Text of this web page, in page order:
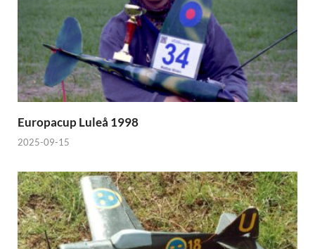
Europacup Luleå 1998
2025-09-15